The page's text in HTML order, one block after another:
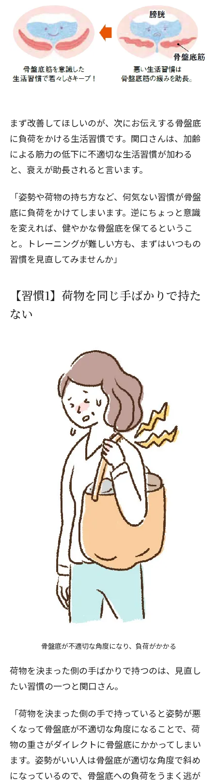
まず改善してほしいのが、次にお伝えする骨盤底
に負荷をかける生活習慣です。関口さんは、加齢
による筋力の低下に不適切な生活習慣が加わる
と、衰えが助長されると言います。
「姿勢や荷物の持ち方など、何気ない習慣が骨盤
底に負荷をかけてしまいます。逆にちょっと意識
を変えれば、健やかな骨盤底を保てるというこ
と。トレーニングが難しい方も、まずはいつもの
習慣を見直してみませんか」
【習慣1】荷物を同じ手ばかりで持た
ない
骨盤底が不適切な角度になり、負荷がかかる
荷物を決まった側の手ばかりで持つのは、見直し
たい習慣の一つと関口さん。
「荷物を決まった側の手で持っていると姿勢が悪
くなって骨盤底が不適切な角度になることで、荷
物の重さがダイレクトに骨盤底にかかってしまい
ます。姿勢がいい人は骨盤底が適切な角度で斜め
になっているので、骨盤底への負荷をうまく逃が